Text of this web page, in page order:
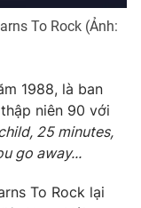
sản
bằng AI
To Rock (Ảnh:
1988, là ban
niên 90 với
25 minutes,
go away...
To Rock lại